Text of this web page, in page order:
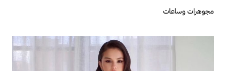
مجوهرات وساعات